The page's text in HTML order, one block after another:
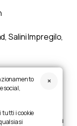
Salini Impregilo,
metálica del
de las
La
320 m
social,
tutti i cookie